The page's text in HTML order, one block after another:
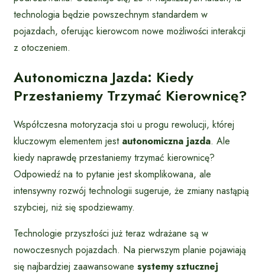
technologia będzie powszechnym standardem w
pojazdach, oferując kierowcom nowe możliwości interakcji
z otoczeniem.
Autonomiczna Jazda: Kiedy
Przestaniemy Trzymać Kierownicę?
Współczesna motoryzacja stoi u progu rewolucji, której
kluczowym elementem jest autonomiczna jazda. Ale
kiedy naprawdę przestaniemy trzymać kierownicę?
Odpowiedź na to pytanie jest skomplikowana, ale
intensywny rozwój technologii sugeruje, że zmiany nastąpią
szybciej, niż się spodziewamy.
Technologie przyszłości już teraz wdrażane są w
nowoczesnych pojazdach. Na pierwszym planie pojawiają
się najbardziej zaawansowane systemy sztucznej